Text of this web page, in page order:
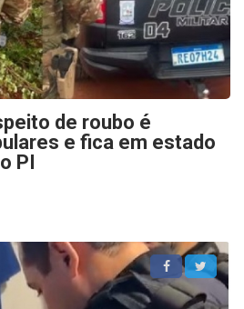
de roubo é
e fica em estado
PI